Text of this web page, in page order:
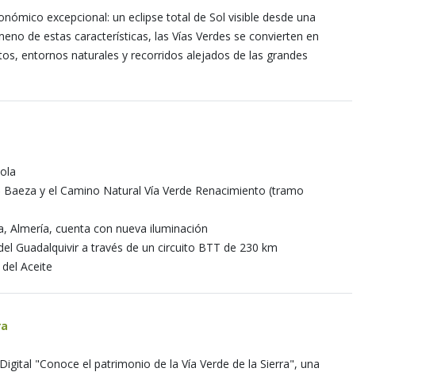
excepcional: un eclipse total de Sol visible desde una
de estas características, las Vías Verdes se convierten en
entornos naturales y recorridos alejados de las grandes
y el Camino Natural Vía Verde Renacimiento (tramo
Almería, cuenta con nueva iluminación
Guadalquivir a través de un circuito BTT de 230 km
Aceite
"Conoce el patrimonio de la Vía Verde de la Sierra", una